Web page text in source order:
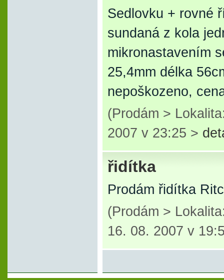
Sedlovku + rovné
sundaná z kola
mikronastavením
25,4mm délka
nepoškozeno,
(Prodám >
2007 v 23:25 >
řidítka
Prodám řidítka
(Prodám >
16. 08. 2007 v